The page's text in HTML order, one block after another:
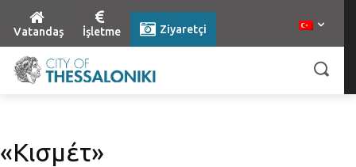
Vatandaş İşletme Ziyaretçi
«Κισμέτ»